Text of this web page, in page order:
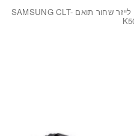
/ טונר לייזר שחור תואם SAMSUNG CLT-